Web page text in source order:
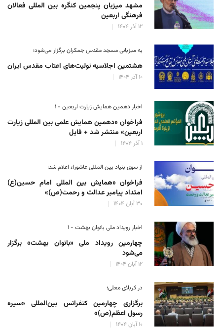
مشهد میزبان پنجمین کنگره بین المللی فعالان
فرهنگی اربعین
۱۲ آذر ۱۴۰۴
به میزبانی مسجد مقدس جمکران برگزار می‌شود؛
هشتمین اجلاسیه تولیت‌های اعتاب مقدس ایران
۱۰ آذر ۱۴۰۴
اخبار دهمین همایش زیارت اربعین - ۱
فراخوان «دهمین همایش علمی بین المللی زیارت
اربعین» منتشر شد + فایل
۱ آذر ۱۴۰۴
از سوی بنیاد بین المللی عاشوراء اعلام شد؛
فراخوان «همایش بین المللی امام حسین(ع)
امتداد پیامبر عدالت و رحمت(ص)»
۳۰ آبان ۱۴۰۴
اخبار رویداد ملی بانوان بهشت - ۱
چهارمین رویداد ملی «بانوان بهشت» برگزار
می‌شود
۱۲ آبان ۱۴۰۴
در کربلای معلی؛
برگزاری چهارمین کنفرانس بین‌المللی «سیره
رسول اعظم(ص)»
۱۰ آبان ۱۴۰۴